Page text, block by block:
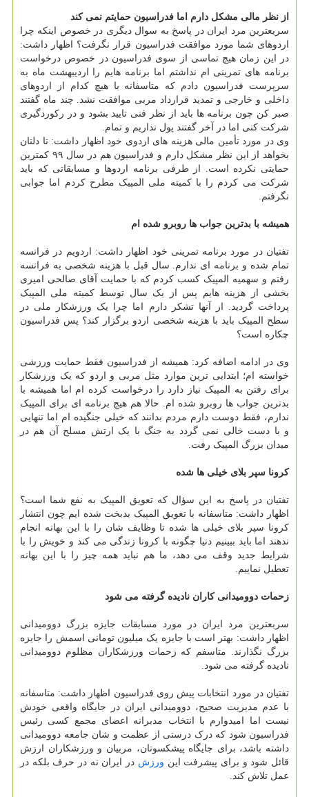
از نظر مالی مشکل دارم اما فدراسیون حمایتم نمی کند
سریعترین مرد ایران در پاسخ به سوال دیگری در خصوص اینکه چرا
اردوهای شما مورد موافقت فدراسیون قرار نگرفت؟ اظهار داشت:
در این زمان هیچ تماسی از سوی فدراسیون در خصوص درخواست
برنامه های تمرینی ام نداشتم اما برنامه هایم را اردیبهشت ماه به
سرپرست فدراسیون دادم که متاسفانه با هیچ کدام از اردوهای
داخلی و خارجی و تمدید قرارداد مربی موافقت نشد. چند ماه گفتند
صبر کن چون برنامه ها باید از نظر فنی تایید بشود و در رکوردگیری
شرکت کنی اما در آخر گفتند پول نداریم و تمام.
وی در مورد تأمین مالی هزینه های اردوی خود اظهار داشت: تا دلتان
بخواهد از این نظر مشکل دارم و فدراسیون هم در سال ۹۹ کمترین
حمایتی نکرده است. از طرفی برنامه اردوها و مسابقاتی که باید
شرکت می کردم را با کمیته ملی المپیک مطرح کردم اما جوابی
نگرفتم.
همیشه با بدترین جواب ها روبرو شده ام
تفتیان در مورد برنامه تمرینی خود اظهار داشت: اردویم در فرانسه
تمام شده و برنامه ای ندارم. سال قبل با هزینه شخصی به فرانسه
رفتم و سهمیه المپیک کسب کردم که با حمایت آقای صالحی امیری
بخشی از هزینه هایم پس از یک سال توسط کمیته ملی المپیک
پرداخت گردید. از آنها تشکر دارم اما چرا یک ورزشکار ملی در
سطح المپیک باید با هزینه شخصی اردو برگزار کند؟ پس فدراسیون
چکاره است؟
وی در ادامه اضافه کرد: همیشه از فدراسیون فقط حمایت ورزشی
خواسته ام؛ ابتدایی ترین موارد مثل مربی و اردو که یک ورزشکار
برای رفتن به المپیک نیاز دارد را درخواست کرده ام اما همیشه با
بدترین جواب ها روبرو شده ام. حالا هم هیچ برنامه ای برای المپیک
ندارم، فقط دوست دارم مردم بدانند که خیلی جنگیده ام اما تنهایی
و با دست خالی نمی گردد به جنگ با یک ارتش مسلح آن هم در
میدان بزرگ المپیک رفت.
کرونا سپر بلای خیلی ها شده
تفتیان در پاسخ به این سؤال که تعویق المپیک به نفع شما است؟
اظهار داشت: متاسفانه با تعویق المپیک بدبخت شده ایم چون انتشار
کرونا سپر بلای خیلی ها شده تا وظایف شان را با این بهانه انجام
ندهند اما باید ببینیم دنیا چگونه با کرونا زندگی می کند و خویش را با
شرایط جدید وقف می دهد، ما هم نباید همه چیز را با این بهانه
تعطیل نماییم.
زحمات دوومیدانی کاران نادیده گرفته می شود
سربعترین مرد ایران در مورد مسابقات جایزه بزرگ دوومیدانی
اظهار داشت: بهتر است با جایزه یک میلیون تومانی اسمش را جایزه
بزرگ نگذارند. متاسفم که زحمات ورزشکاران مظلوم دوومیدانی
نادیده گرفته می شود.
تفتیان در مورد انتخابات پیش روی فدراسیون اظهار داشت: متاسفانه
با عدم مدیریت صحیح، دوومیدانی ایران در جایگاه واقعی خودش
نیست اما امیدوارم با انتخاب مدبرانه اعضای مجمع کسی رئیس
فدراسیون شود که درک درستی از عظمت و شان جامعه دوومیدانی
داشته باشد، برای جایگاه پیشکسوتان، مربیان و ورزشکاران ارزش
قائل شود و برای پیشرفت این ورزش در ایران نه در حرف بلکه در
عمل تلاش کند.